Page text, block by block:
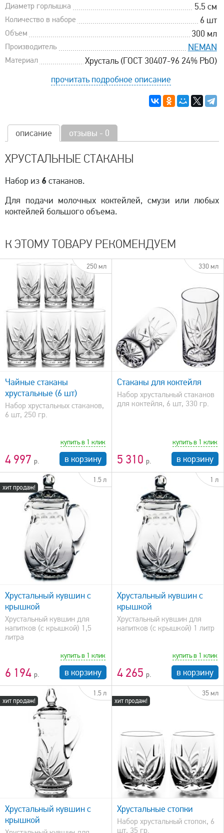
Диаметр горлышка 5.5 см
Количество в наборе 6 шт
Объем 300 мл
Производитель NEMAN
Материал
Хрусталь (ГОСТ 30407-96 24% PbO)
прочитать подробное описание
описание отзывы - 0
ХРУСТАЛЬНЫЕ СТАКАНЫ
Набор из 6 стаканов.
Для подачи молочных коктейлей, смузи или любых
коктейлей большого объема.
К ЭТОМУ ТОВАРУ РЕКОМЕНДУЕМ
250 мл
Чайные стаканы
хрустальные (6 шт)
Набор хрустальных стаканов,
6 шт, 250 гр.
4 997
купить в 1 клик
в корзину
330 мл
быстрый просмотр
Стаканы для коктейля
Набор хрустальный стаканов
для коктейля, 6 шт, 330 гр.
5 310
купить в 1 клик
в корзину
хит продаж!
1.5 л
Хрустальный кувшин с
крышкой
Хрустальный кувшин для
напитков (с крышкой) 1,5
литра
6 194
купить в 1 клик
в корзину
1 л
быстрый просмотр
Хрустальный кувшин с
крышкой
Хрустальный кувшин для
напитков (с крышкой) 1 литр
4 265
купить в 1 клик
в корзину
хит продаж!
1.5 л
Хрустальный кувшин с
крышкой
хит продаж!
35 мл
быстрый просмотр
Хрустальные стопки
Набор хрустальный стопок, 6
шт, 35 гр.